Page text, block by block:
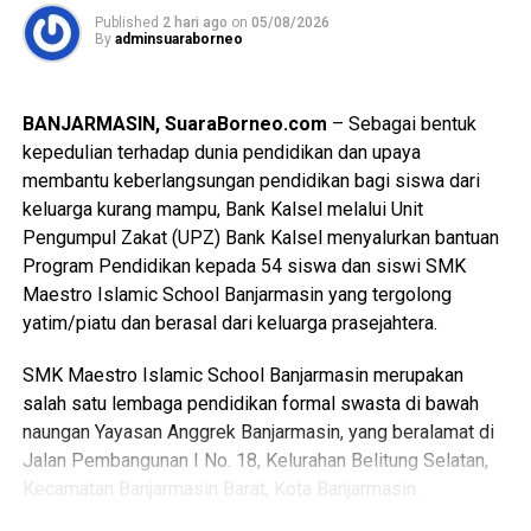
gangguan pada Unit Pembangkit 3 dan pemeliharaan pada
Unit Pembangkit 2 bisa ditepati, bahkan diupayakan lebih
Kalsel benar-benar kembali stabil dan tidak ada lagi mati
listrik. [ad/sb]
Views: 14
Bagikan ke
WhatsApp 0 Facebook 0
Messenger 0 Twitter/X 0
“Peresmian Masjid Syekh Muhammad Arsyad Al-Banjari
menjadi agenda istimewa dalam rangkaian peringatan
“Tempat ibadah megah tersebut siap difungsikan langsung
untuk pelaksanaan salat Jumat berjemaah setelah
diresmikan hari Kamis, “ ucapnya.
“Kehadiran ikon religi baru ini sekaligus menambah
destinasi wisata spiritual bagi masyarakat di kawasan
perkantoran pemerintah, “ jelasnya.
Langkah tersebut membuktikan komitmen pemerintah
dalam merawat nilai keagamaan dan kebudayaan daerah.
Pada sektor ekonomi rakyat turut digenjot melalui gelaran
Kalsel Expo dengan memprioritaskan lapak bagi pelaku
Published 2 hari ago on 05/08/2026
By adminsuaraborneo
BANJARMASIN, SuaraBorneo.com – Sebagai bentuk
kepedulian terhadap dunia pendidikan dan upaya
membantu keberlangsungan pendidikan bagi siswa dari
keluarga kurang mampu, Bank Kalsel melalui Unit
Pengumpul Zakat (UPZ) Bank Kalsel menyalurkan bantuan
Program Pendidikan kepada 54 siswa dan siswi SMK
Maestro Islamic School Banjarmasin yang tergolong
yatim/piatu dan berasal dari keluarga prasejahtera.
SMK Maestro Islamic School Banjarmasin merupakan
salah satu lembaga pendidikan formal swasta di bawah
naungan Yayasan Anggrek Banjarmasin, yang beralamat di
Jalan Pembangunan I No. 18, Kelurahan Belitung Selatan,
Kecamatan Banjarmasin Barat, Kota Banjarmasin.